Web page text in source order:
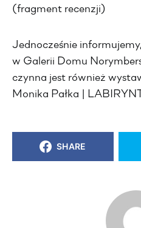
(fragment recenzji)
Jednocześnie
w Galerii Domu
czynna jest również
Monika Pałka |
SHARE